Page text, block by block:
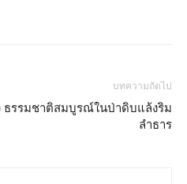
บทความถัดไป
ธรรมชาติสมบูรณ์ในป่าดิบแล้งริม
ลำธาร